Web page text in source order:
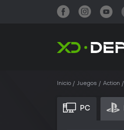
Inicio Juegos Action
PC